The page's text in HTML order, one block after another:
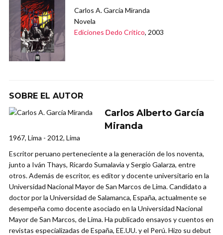
Carlos A. García Miranda
Novela
Ediciones Dedo Crítico, 2003
SOBRE EL AUTOR
Carlos Alberto García
Miranda
1967, Lima - 2012, Lima
Escritor peruano perteneciente a la generación de los noventa,
junto a Iván Thays, Ricardo Sumalavia y Sergio Galarza, entre
otros. Además de escritor, es editor y docente universitario en la
Universidad Nacional Mayor de San Marcos de Lima. Candidato a
doctor por la Universidad de Salamanca, España, actualmente se
desempeña como docente asociado en la Universidad Nacional
Mayor de San Marcos, de Lima. Ha publicado ensayos y cuentos en
revistas especializadas de España, EE.UU. y el Perú. Hizo su debut